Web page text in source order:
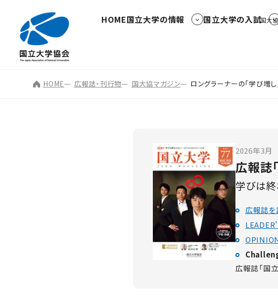
国大
HOME国立大学の情報 国立大学の入試
HOME 広報誌・刊行物 国大協マガジン ロングラーナーの「学び増
2026年3月
広報誌
学びは
広報誌を
広報誌「国